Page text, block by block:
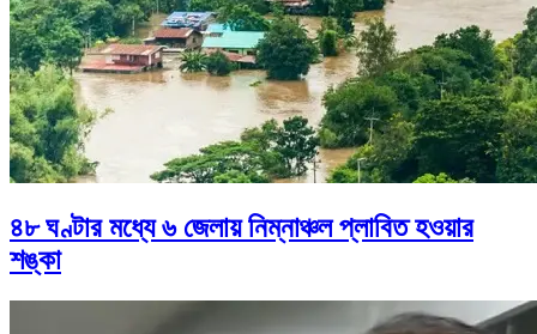
৪৮ ঘণ্টার মধ্যে ৬ জেলায় নিম্নাঞ্চল প্লাবিত হওয়ার
শঙ্কা